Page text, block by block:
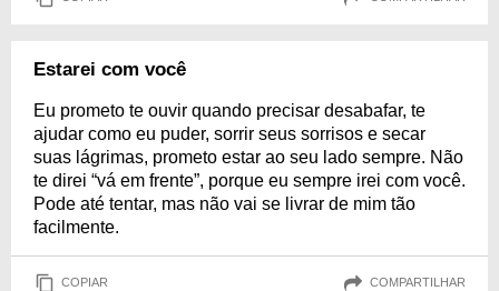
Estarei com você
Eu prometo te ouvir quando precisar desabafar, te
ajudar como eu puder, sorrir seus sorrisos e secar
suas lágrimas, prometo estar ao seu lado sempre. Não
te direi “vá em frente”, porque eu sempre irei com você.
Pode até tentar, mas não vai se livrar de mim tão
facilmente.
COPIAR COMPARTILHAR